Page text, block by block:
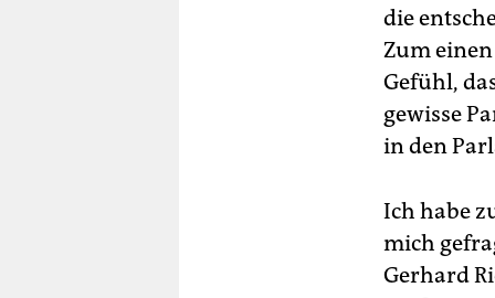
die
Zum
Gefühl,
gewisse
in den
Ich habe
mich
Gerhard